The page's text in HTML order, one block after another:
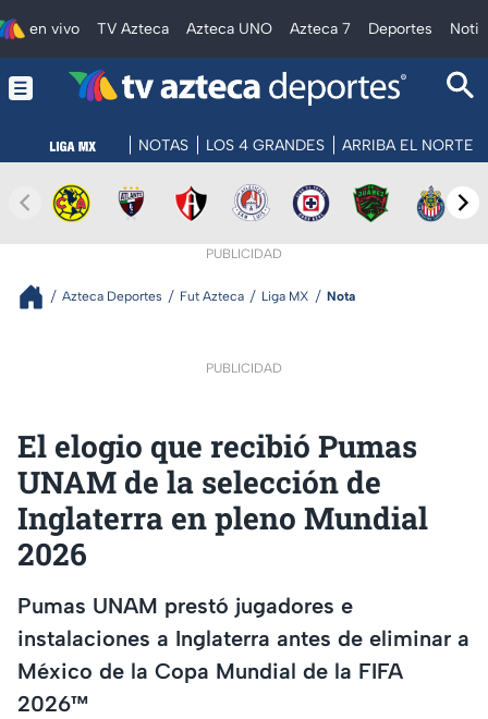
en vivo TV Azteca Azteca UNO Azteca 7 Deportes
NOTAS LOS 4 GRANDES ARRIBA EL NORTE
PUBLICIDAD
Azteca Deportes Fut Azteca Liga MX Nota
PUBLICIDAD
El elogio que recibió Pumas
UNAM de la selección de
Inglaterra en pleno Mundial
2026
Pumas UNAM prestó jugadores e
instalaciones a Inglaterra antes de eliminar a
México de la Copa Mundial de la FIFA
2026™